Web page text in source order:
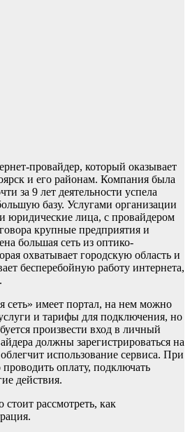
провайдер, который оказывает
и его районам. Компания была
за 9 лет деятельности успела
базу. Услугами организации
юридические лица, с провайдером
крупные предприятия и
большая сеть из оптико-
охватывает городскую область и
бесперебойную работу интернета,
сеть» имеет портал, на нем можно
и тарифы для подключения, но
произвести вход в личный
должны зарегистрироваться на
использование сервиса. При
оплату, подключать
действия.
рассмотреть, как